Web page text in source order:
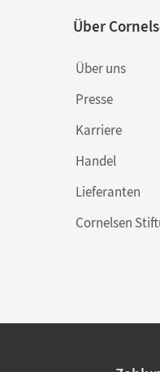
Über
Über uns
Presse
Karriere
Handel
Lieferanten
Cornelsen